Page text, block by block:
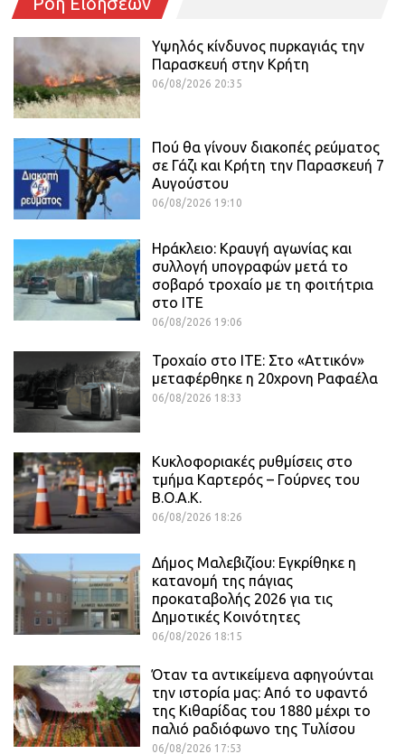
Υψηλός κίνδυνος πυρκαγιάς την
Παρασκευή στην Κρήτη
06/08/2026 20:35
Πού θα γίνουν διακοπές ρεύματος
σε Γάζι και Κρήτη την Παρασκευή 7
Αυγούστου
06/08/2026 19:10
Ηράκλειο: Κραυγή αγωνίας και
συλλογή υπογραφών μετά το
σοβαρό τροχαίο με τη φοιτήτρια
στο ΙΤΕ
06/08/2026 19:06
Τροχαίο στο ΙΤΕ: Στο «Αττικόν»
μεταφέρθηκε η 20χρονη Ραφαέλα
06/08/2026 18:33
Κυκλοφοριακές ρυθμίσεις στο
τμήμα Καρτερός – Γούρνες του
Β.Ο.Α.Κ.
06/08/2026 18:26
Δήμος Μαλεβιζίου: Εγκρίθηκε η
κατανομή της πάγιας
προκαταβολής 2026 για τις
Δημοτικές Κοινότητες
06/08/2026 18:15
Όταν τα αντικείμενα αφηγούνται
την ιστορία μας: Από το υφαντό
της Κιθαρίδας του 1880 μέχρι το
παλιό ραδιόφωνο της Τυλίσου
06/08/2026 17:53